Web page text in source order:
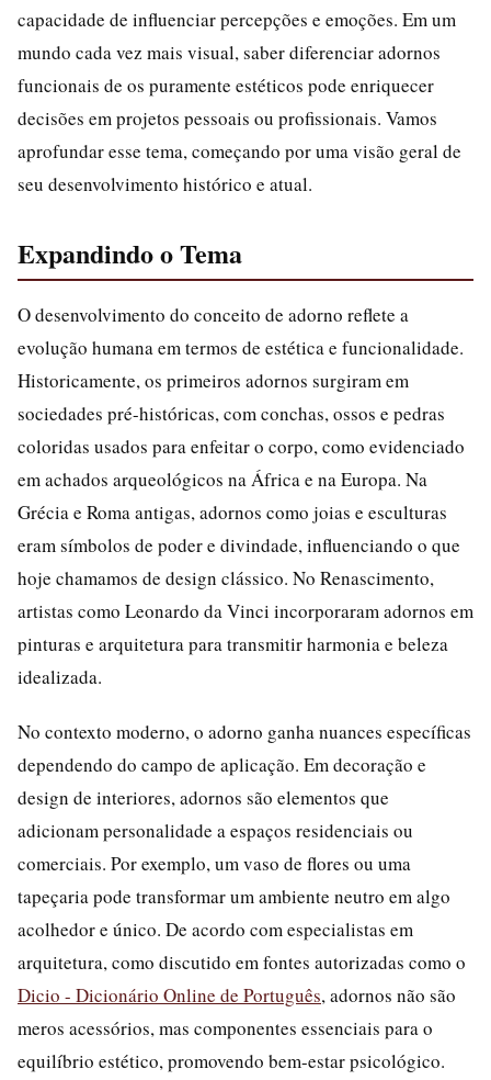
capacidade de influenciar percepções e emoções. Em um
mundo cada vez mais visual, saber diferenciar adornos
funcionais de os puramente estéticos pode enriquecer
decisões em projetos pessoais ou profissionais. Vamos
aprofundar esse tema, começando por uma visão geral de
seu desenvolvimento histórico e atual.
Expandindo o Tema
O desenvolvimento do conceito de adorno reflete a
evolução humana em termos de estética e funcionalidade.
Historicamente, os primeiros adornos surgiram em
sociedades pré-históricas, com conchas, ossos e pedras
coloridas usados para enfeitar o corpo, como evidenciado
em achados arqueológicos na África e na Europa. Na
Grécia e Roma antigas, adornos como joias e esculturas
eram símbolos de poder e divindade, influenciando o que
hoje chamamos de design clássico. No Renascimento,
artistas como Leonardo da Vinci incorporaram adornos em
pinturas e arquitetura para transmitir harmonia e beleza
idealizada.
No contexto moderno, o adorno ganha nuances específicas
dependendo do campo de aplicação. Em decoração e
design de interiores, adornos são elementos que
adicionam personalidade a espaços residenciais ou
comerciais. Por exemplo, um vaso de flores ou uma
tapeçaria pode transformar um ambiente neutro em algo
acolhedor e único. De acordo com especialistas em
arquitetura, como discutido em fontes autorizadas como o
Dicio - Dicionário Online de Português, adornos não são
meros acessórios, mas componentes essenciais para o
equilíbrio estético, promovendo bem-estar psicológico.